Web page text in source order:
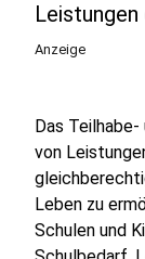
Anzeige
Das
von
Leben zu
Schulen und